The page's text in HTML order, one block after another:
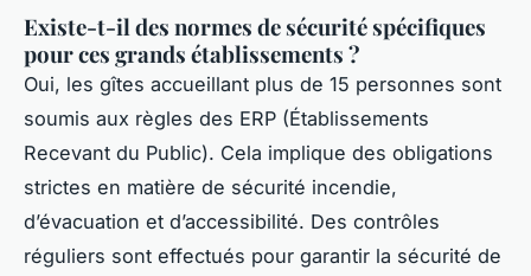
Existe-t-il des normes de sécurité spécifiques
pour ces grands établissements ?
Oui, les gîtes accueillant plus de 15 personnes sont
soumis aux règles des ERP (Établissements
Recevant du Public). Cela implique des obligations
strictes en matière de sécurité incendie,
d’évacuation et d’accessibilité. Des contrôles
réguliers sont effectués pour garantir la sécurité de